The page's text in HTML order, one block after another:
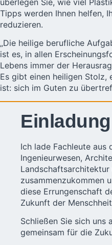
Tipps werden Ihnen helfen,
reduzieren.
„Die heilige berufliche
ist es, in allen
Lebens immer der
Es gibt einen heiligen Stolz,
ist: sich im Guten zu
Einladung
Ich lade Fachleute aus
Ingenieurwesen,
Landschaftsarchitektur
zusammenzukommen
diese Errungenschaft
Zukunft der
Schließen Sie sich uns
gemeinsam für die